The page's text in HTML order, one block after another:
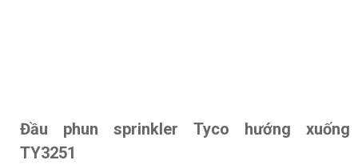
Đầu phun sprinkler Tyco hướng xuống
TY3251